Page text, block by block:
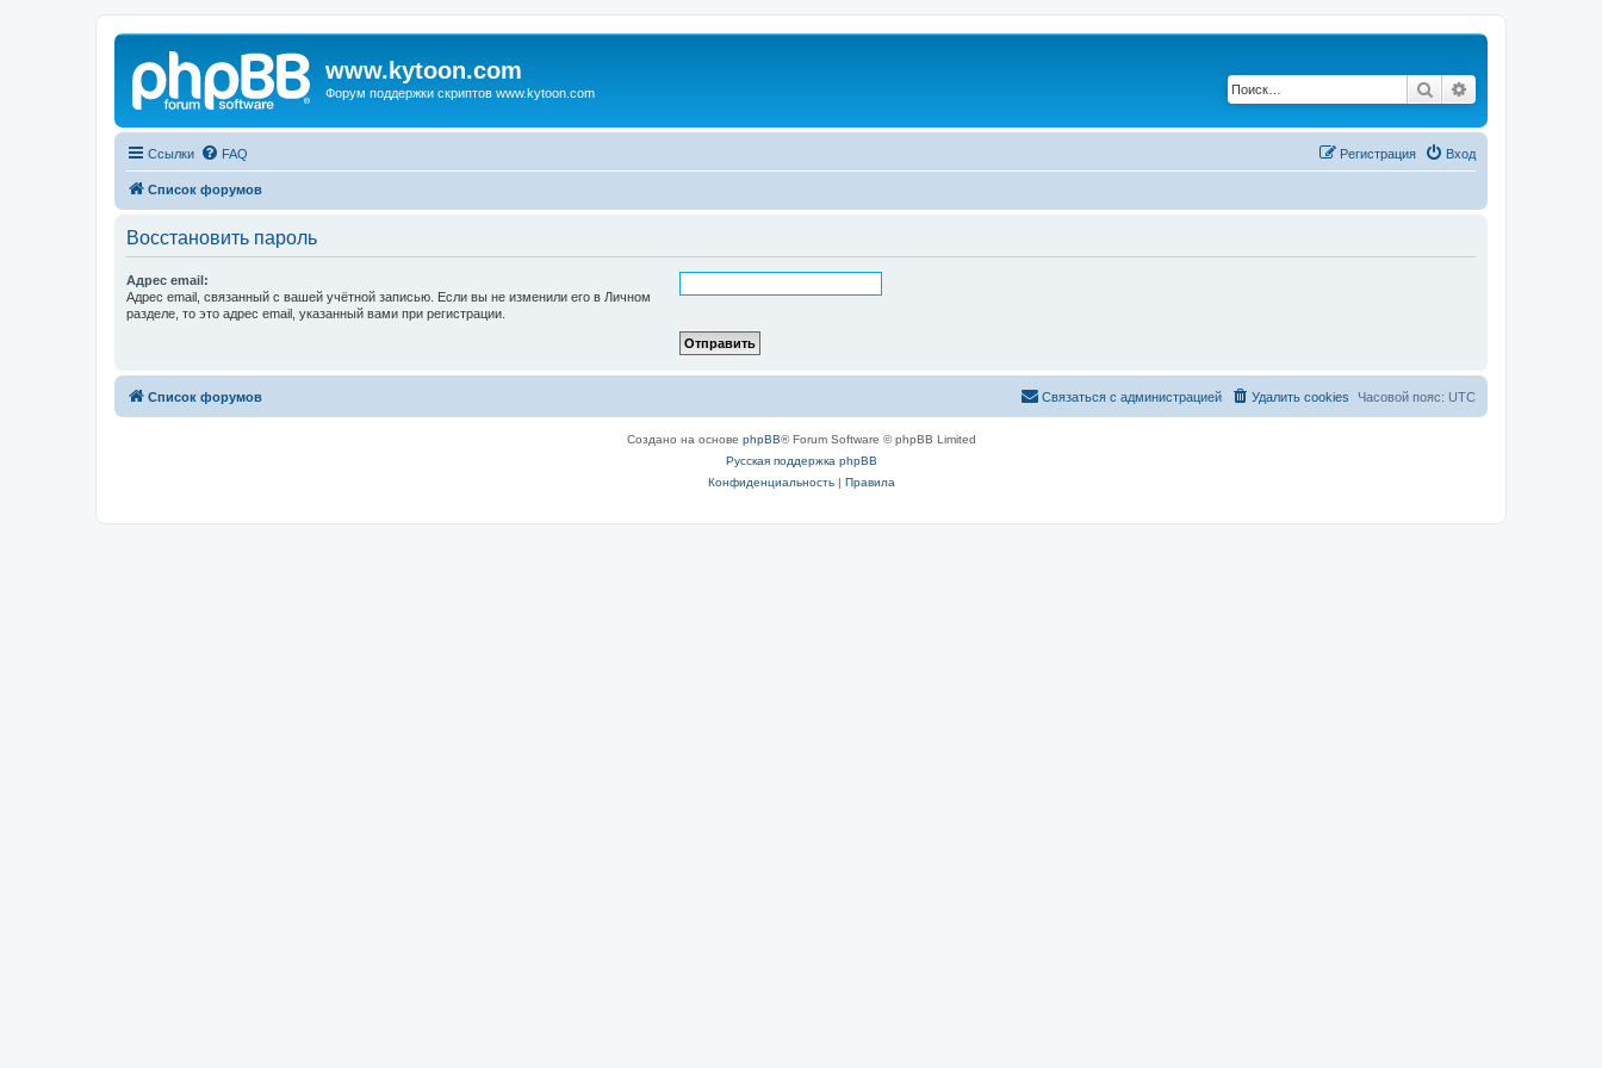
www.kytoon.com
Форум поддержки скриптов www.kytoon.com Поиск
Ссылки FAQ Вход
Регистрация
Список форумов
Восстановить пароль
Адрес email:
Адрес email, связанный с вашей учётной записью. Если вы не изменили его в Личном
разделе, то это адрес email, указанный вами при регистрации.
Список форумов Часовой пояс: UTC
Удалить cookies
Связаться с администрацией
Создано на основе phpBB® Forum Software © phpBB Limited
Русская поддержка phpBB
Конфиденциальность| Правила